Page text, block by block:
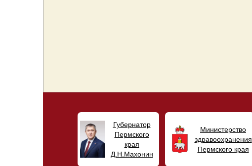
Губернатор
Пермского
края
Д.Н.Махонин
Министерство
здравоохранения
Пермского края